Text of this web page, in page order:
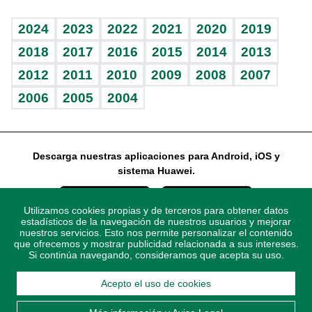
Vida y familia
Eñe
Celebrando la vida
Sin complejos
En pocas palabras
Escuchando al corazón
Economía Personal
Consulta Libre
BRV
TBT Deportivo
Más firmas
Guía del dinero
Horóscopos
2024 2023 2022 2021 2020
2019
2018
2017 2016 2015 2014
2013
2012
2011 2010 2009 2008
2007
2006
2005 2004
Descarga nuestras aplicaciones para Android, iOS y
sistema Huawei.
© 2021 Diario Libre, todos los derechos reservados.
Utilizamos cookies propias y de terceros para obtener datos
estadísticos de la navegación de nuestros usuarios y mejorar
nuestros servicios. Esto nos permite personalizar el contenido
que ofrecemos y mostrar publicidad relacionada a sus intereses.
Si continúa navegando, consideramos que acepta su uso.
Acepto el uso de cookies